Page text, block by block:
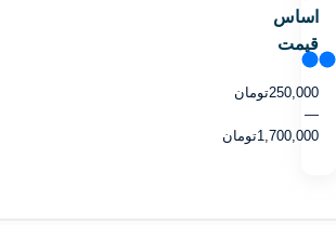
اساس
قیمت
250,000تومان
—
1,700,000تومان